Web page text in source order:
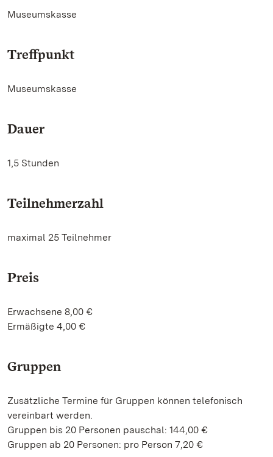
Museumskasse
Treffpunkt
Museumskasse
Dauer
1,5 Stunden
Teilnehmerzahl
maximal 25 Teilnehmer
Preis
Erwachsene 8,00 €
Ermäßigte 4,00 €
Gruppen
Zusätzliche Termine für Gruppen können telefonisch
vereinbart werden.
Gruppen bis 20 Personen pauschal: 144,00 €
Gruppen ab 20 Personen: pro Person 7,20 €